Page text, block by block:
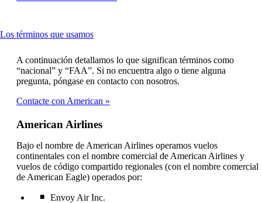
Los términos que usamosThis
can
be
expanded
A continuación detallamos lo que significan términos como
“nacional” y “FAA”. Si no encuentra algo o tiene alguna
pregunta, póngase en contacto con nosotros.
Contacte con American
American Airlines
Bajo el nombre de American Airlines operamos vuelos
continentales con el nombre comercial de American Airlines y
vuelos de código compartido regionales (con el nombre comercial
de American Eagle) operados por:
Envoy Air Inc.